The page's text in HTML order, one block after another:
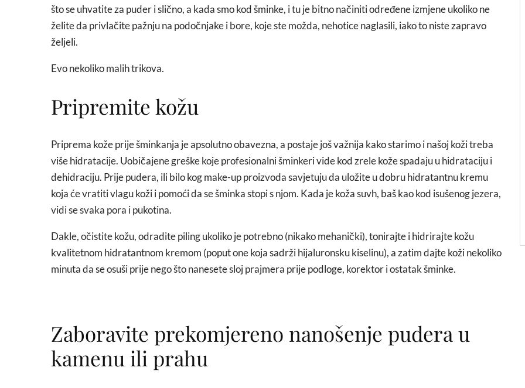
što se uhvatite za puder i slično, a kada smo kod šminke, i tu je bitno načiniti određene izmjene ukoliko ne
želite da privlačite pažnju na podočnjake i bore, koje ste možda, nehotice naglasili, iako to niste zapravo
željeli.
Evo nekoliko malih trikova.
Pripremite kožu
Priprema kože prije šminkanja je apsolutno obavezna, a postaje još važnija kako starimo i našoj koži treba
više hidratacije. Uobičajene greške koje profesionalni šminkeri vide kod zrele kože spadaju u hidrataciju i
dehidraciju. Prije pudera, ili bilo kog make-up proizvoda savjetuju da uložite u dobru hidratantnu kremu
koja će vratiti vlagu koži i pomoći da se šminka stopi s njom. Kada je koža suvh, baš kao kod isušenog jezera,
vidi se svaka pora i pukotina.
Dakle, očistite kožu, odradite piling ukoliko je potrebno (nikako mehanički), tonirajte i hidrirajte kožu
kvalitetnom hidratantnom kremom (poput one koja sadrži hijaluronsku kiselinu), a zatim dajte koži nekoliko
minuta da se osuši prije nego što nanesete sloj prajmera prije podloge, korektor i ostatak šminke.
Zaboravite prekomjereno nanošenje pudera u
kamenu ili prahu